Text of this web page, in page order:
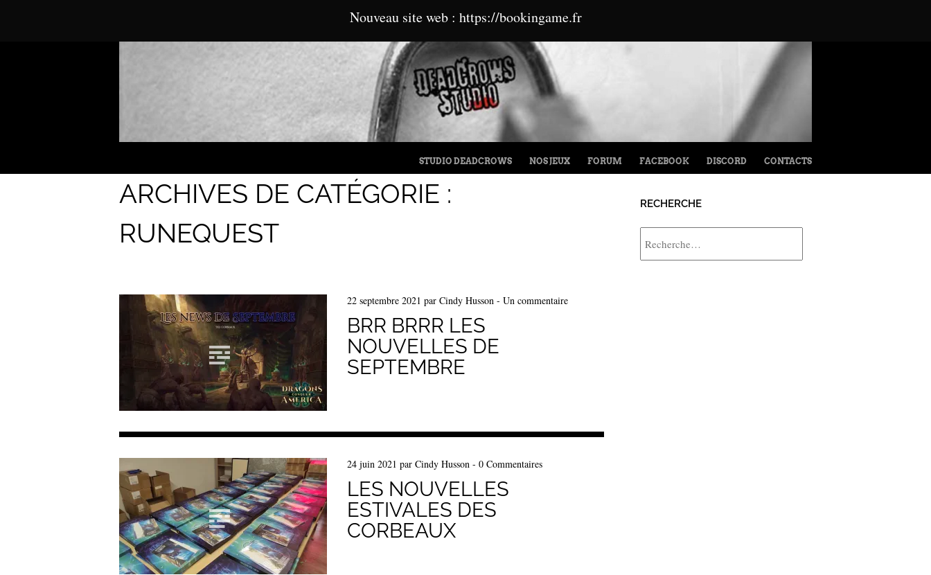
MENU
ALLER AU CONTENU
STUDIO DEADCROWS NOS JEUX FORUM FACEBOOK DISCORD CONTACTS
ARCHIVES DE CATÉGORIE :
RUNEQUEST
22 septembre 2021 par Cindy Husson - Un commentaire
BRR BRRR LES
NOUVELLES DE
SEPTEMBRE
24 juin 2021 par Cindy Husson - 0 Commentaires
LES NOUVELLES
ESTIVALES DES
CORBEAUX
RECHERCHE
Nouveau site web : https://bookingame.fr